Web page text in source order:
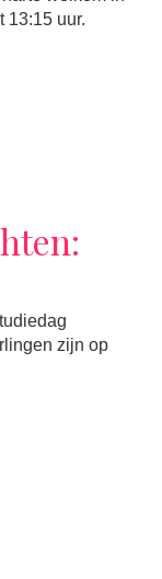
13:15 uur.
zijn op